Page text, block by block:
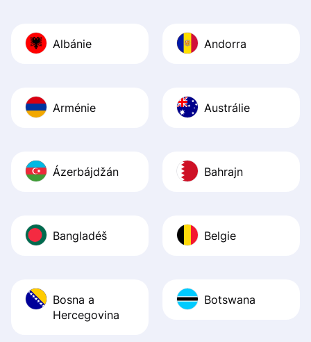
Recommend it!
Albánie Andorra
Arménie Austrálie
Ázerbájdžán Bahrajn
Bangladéš Belgie
Bosna a
Hercegovina
Botswana